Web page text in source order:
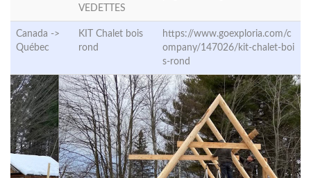
VEDETTES
Canada ->
Québec
KIT Chalet bois
rond
https://www.goexploria.com/c
ompany/147026/kit-chalet-boi
s-rond